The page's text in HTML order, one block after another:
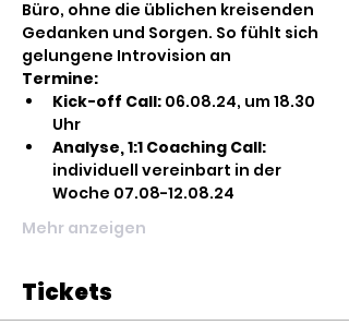
Büro, ohne die üblichen kreisenden
Gedanken und Sorgen. So fühlt sich
gelungene Introvision an
Termine:
Kick-off Call: 06.08.24, um 18.30
Uhr
Analyse, 1:1 Coaching Call:
individuell vereinbart in der
Woche 07.08-12.08.24
Mehr anzeigen
Tickets